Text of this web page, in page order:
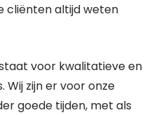
cliënten altijd weten
voor kwalitatieve en
Wij zijn er voor onze
goede tijden, met als